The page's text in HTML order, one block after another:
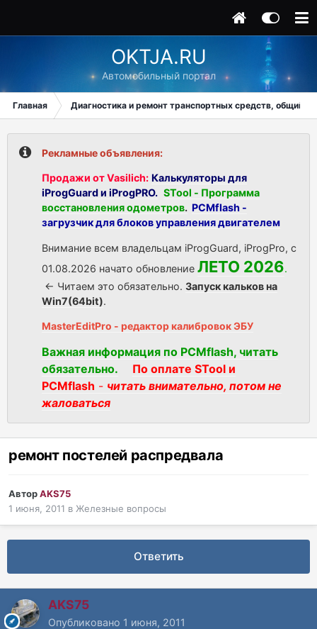
OKTJA.RU
Автомобильный портал
Главная Диагностика и ремонт транспортных средств, общий
Рекламные объявления:
Продажи от Vasilich: Калькуляторы для
iProgGuard и iProgPRO. STool - Программа
восстановления одометров. PCMflash -
загрузчик для блоков управления двигателем
Внимание всем владельцам iProgGuard, iProgPro, с
01.08.2026 начато обновление ЛЕТО 2026.
<- Читаем это обязательно. Запуск кальков на
Win7(64bit).
MasterEditPro - редактор калибровок ЭБУ
Важная информация по PCMflash, читать
обязательно.
По оплате STool и
PCMflash - читать внимательно, потом не
жаловаться
ремонт постелей распредвала
АвторAKS75
1 июня, 2011 в Железные вопросы
Ответить
AKS75
Опубликовано 1 июня, 2011